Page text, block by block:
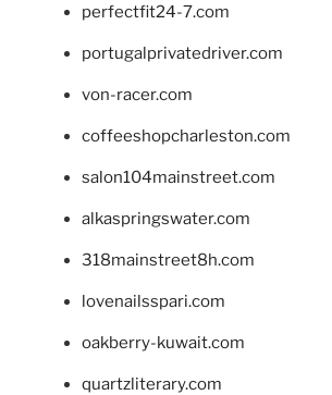
perfectfit24-7.com
portugalprivatedriver.com
von-racer.com
coffeeshopcharleston.com
salon104mainstreet.com
alkaspringswater.com
318mainstreet8h.com
lovenailsspari.com
oakberry-kuwait.com
quartzliterary.com